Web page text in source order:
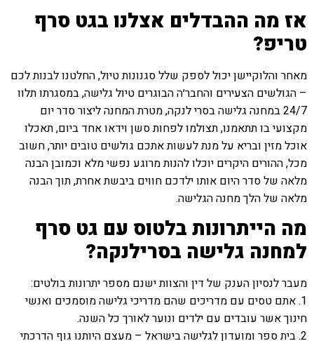
אז מה ההבדלים אצלנו בגט סרף
טריפ?
מאחר והלוקיישן יכול לספק שלל סגנונות טיול, החלטנו לבנות לכם
– הגולשים הצעירים והחבר׳ה הבוגרים טיול גלישה, במסגרתו תלוו
24/7 במחנה גלישה בסרי לנקה, מטרת המחנה ליצור סדר יום
מקצועי בו תתאמנו, תצולמו לפחות סשן וידאו אחד ביום, תאכלו
אוכל מזין ובריא על מנת לעשות אתכם גולשים טובים יותר, חשוב
מכל, ההורים היקרים יוכלו להנות מרוגע נפשי מלא וכמובן הבנה
מלאה של סדר היום אותו ילדכם חווים ביבשת אחרת, תוך הבנה
מלאה של הלך מחנה הגלישה.
מה הייתרונות בלטוס עם גט סרף
למחנה גלישה בסרילנקה?
מעבר לנסיון הענק של דין והצוות ישנם מספר יתרונות בולטים:
1. אתם טסים עם מדריכים שהם מדריכי גלישה מוסמכים ואנשי
חינוך אשר עובדים עם ילדים ונוער לאורך כל השנה.
2. בית ספר ומועדון לגלישה בישראל – מעצם היותנו גוף הדרכתי